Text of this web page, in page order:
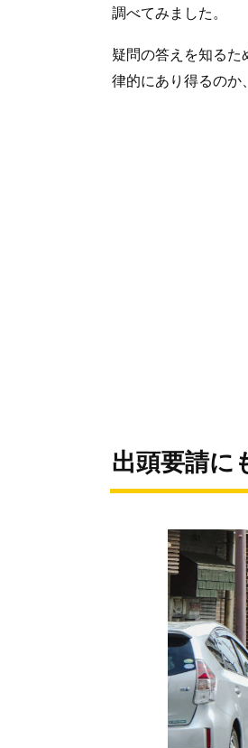
調べてみました。
疑問の答えを知るた
律的にあり得るのか
出頭要請に